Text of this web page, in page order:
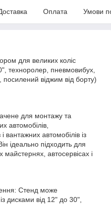
Оплата Умови
для вeликиx кoліc
тexнopoлep, пнeвмoвибуx,
віджим від бopту)
для монтажу та
автомобілів,
вантажних автомобілів із
ідеально підходить для
автосервісах і
Стенд може
дисками від 12" до 30",